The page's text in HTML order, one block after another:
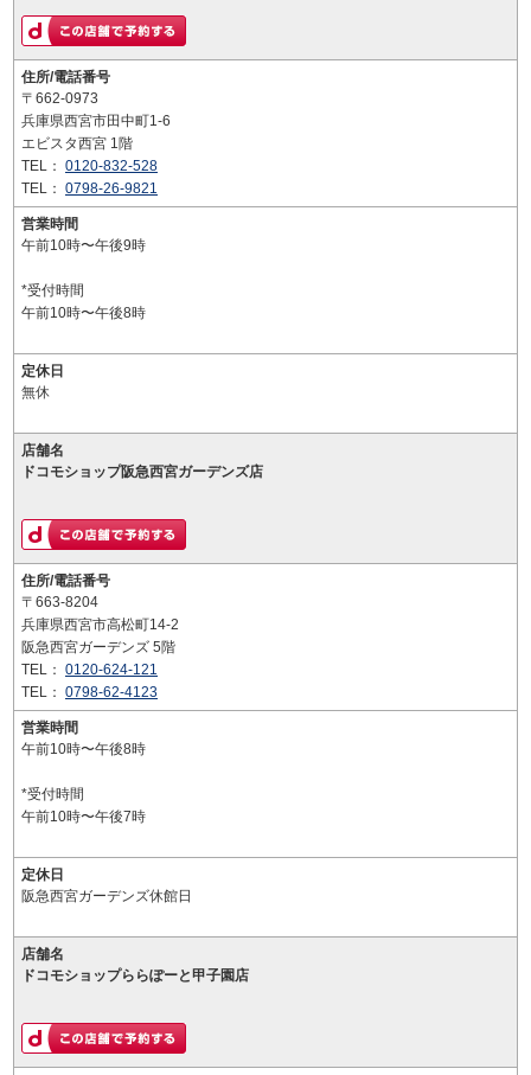
住所/電話番号
〒662-0973
兵庫県西宮市田中町1-6
エビスタ西宮 1階
TEL： 0120-832-528
TEL： 0798-26-9821
営業時間
午前10時〜午後9時
*受付時間
午前10時〜午後8時
定休日
無休
店舗名
ドコモショップ阪急西宮ガーデンズ店
住所/電話番号
〒663-8204
兵庫県西宮市高松町14-2
阪急西宮ガーデンズ 5階
TEL： 0120-624-121
TEL： 0798-62-4123
営業時間
午前10時〜午後8時
*受付時間
午前10時〜午後7時
定休日
阪急西宮ガーデンズ休館日
店舗名
ドコモショップららぽーと甲子園店